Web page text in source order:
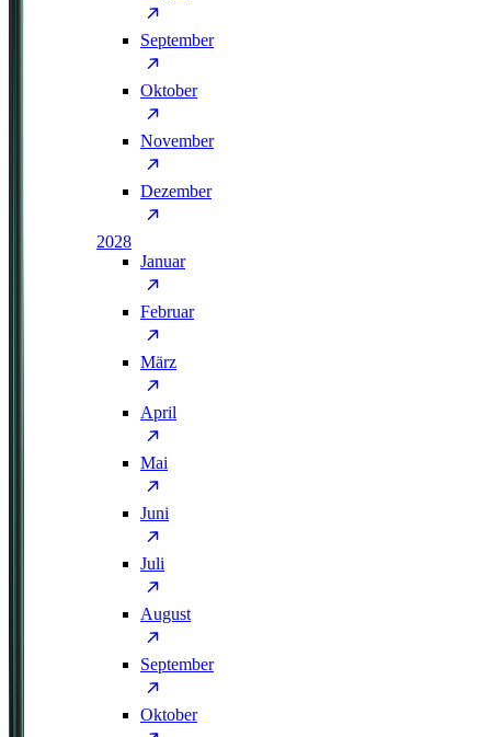
September
Oktober
November
Dezember
2028
Januar
Februar
März
April
Mai
Juni
Juli
August
September
Oktober